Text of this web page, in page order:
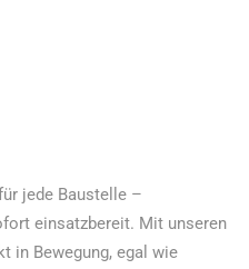
jede Baustelle –
einsatzbereit. Mit unseren
in Bewegung, egal wie